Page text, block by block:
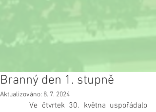
Branný den 1. stupně
Aktualizováno: 8. 7. 2024
     Ve čtvrtek 30. května uspořádalo